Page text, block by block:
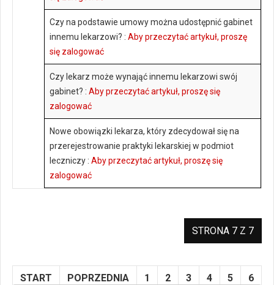
Czy na podstawie umowy można udostępnić gabinet
innemu lekarzowi? : Aby przeczytać artykuł, proszę
się zalogować
Czy lekarz może wynająć innemu lekarzowi swój
gabinet? : Aby przeczytać artykuł, proszę się
zalogować
Nowe obowiązki lekarza, który zdecydował się na
przerejestrowanie praktyki lekarskiej w podmiot
leczniczy : Aby przeczytać artykuł, proszę się
zalogować
STRONA 7 Z 7
START POPRZEDNIA 1 2 3 4 5 6